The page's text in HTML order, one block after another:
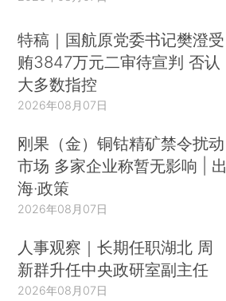
特稿｜国航原党委书记樊澄受
贿3847万元二审待宣判 否认
大多数指控
2026年08月07日
刚果（金）铜钴精矿禁令扰动
市场 多家企业称暂无影响 | 出
海·政策
2026年08月07日
人事观察｜长期任职湖北 周
新群升任中央政研室副主任
2026年08月07日